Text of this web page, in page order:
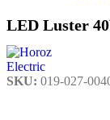
LED Luster
SKU: 019-027-